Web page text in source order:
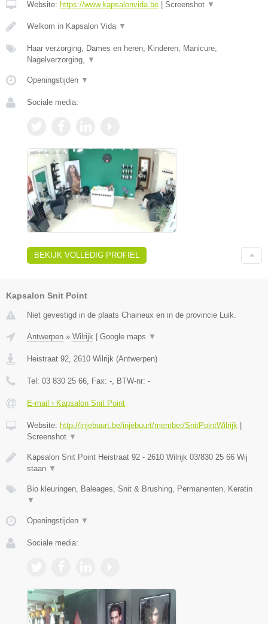
Website: https://www.kapsalonvida.be | Screenshot ▼
Welkom in Kapsalon Vida ▼
Haar verzorging, Dames en heren, Kinderen, Manicure,
Nagelverzorging,
▼
Openingstijden ▼
Sociale media:
BEKIJK VOLLEDIG PROFIEL
Kapsalon Snit Point
Niet gevestigd in de plaats Chaineux en in de provincie Luik.
Antwerpen » Wilrijk | Google maps ▼
Heistraat 92 2610 Wilrijk (Antwerpen)
Tel: 03 830 25 66 , Fax: - , BTW-nr: -
E-mail › Kapsalon Snit Point
Website: http://injebuurt.be/injebuurt/member/SnitPointWilrijk |
Screenshot ▼
Kapsalon Snit Point Heistraat 92 - 2610 Wilrijk 03/830 25 66 Wij
staan ▼
Bio kleuringen, Baleages, Snit & Brushing, Permanenten, Keratin
▼
Openingstijden ▼
Sociale media: